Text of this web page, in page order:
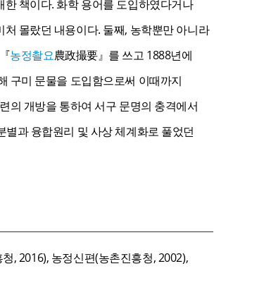
책이다. 화학 용어를 도입하였다거나
몰랐던 내용이다. 둘째, 농학뿐만 아니라
농정촬요農政撮要』를 쓰고 1888년에
구미 문물을 도입함으로써 이때까지
의 개방을 통하여 서구 문명의 충격에서
별과 융합원리 및 사상 체계화로 풀었던
, 2016), 농정신편(농촌진흥청, 2002),